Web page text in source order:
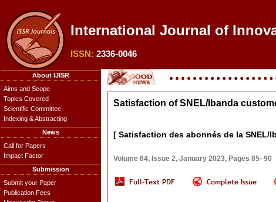
International Journal of
ISSN: 2336-0046
About IJISR
Aims and Scope
Topics Covered
Scientific Committee
Indexing & Abstracting
News
Call for Papers
Impact Factor
Submission
Submit your Paper
Publication Fees
Satisfaction of SNEL/Ibanda
[ Satisfaction des abonnés de la SNEL/
Volume 64, Issue 2, January 2023, Pages 85–90